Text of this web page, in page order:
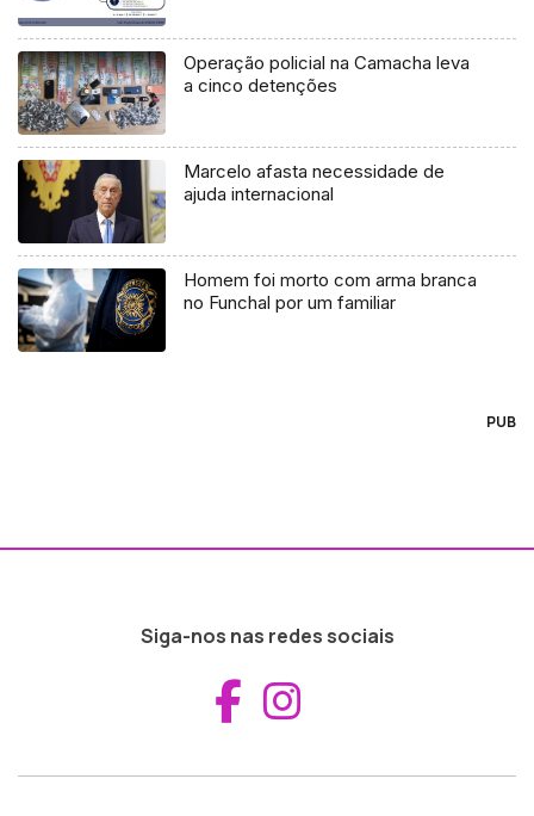
Operação policial na Camacha leva
a cinco detenções
Marcelo afasta necessidade de
ajuda internacional
Homem foi morto com arma branca
no Funchal por um familiar
PUB
Siga-nos nas redes sociais
Aceder ao